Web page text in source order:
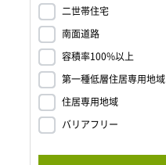
二世帯住宅
南面道路
容積率100%以上
第一種低層住居専用地域
住居専用地域
バリアフリー